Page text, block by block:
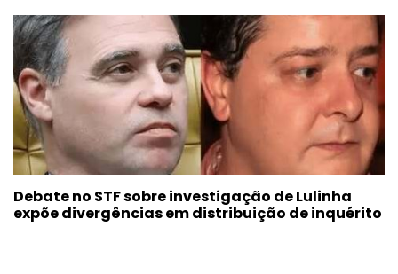
Debate no STF sobre investigação de Lulinha
expõe divergências em distribuição de inquérito